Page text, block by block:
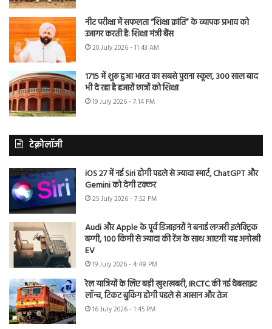
नीट परीक्षा में सफलता “शिक्षा क्रांति” के व्यापक प्रभाव को
उजागर करती है: शिक्षा मंत्री बैंस
20 July 2026 - 11:43 AM
1715 में शुरू हुआ भारत का सबसे पुराना स्कूल, 300 साल बाद
भी दे रहा है हजारों छात्रों को शिक्षा
19 July 2026 - 7:14 PM
टेक्नोलॉजी
iOS 27 में नई Siri होगी पहले से ज्यादा स्मार्ट, ChatGPT और
Gemini को देगी टक्कर
25 July 2026 - 7:52 PM
Audi और Apple के पूर्व डिजाइनरों ने बनाई लग्जरी इलेक्ट्रिक
बग्गी, 100 किमी से ज्यादा की रेंज के साथ आएगी यह अनोखी
EV
19 July 2026 - 4:48 PM
रेल यात्रियों के लिए बड़ी खुशखबरी, IRCTC की नई वेबसाइट
लॉन्च, टिकट बुकिंग होगी पहले से आसान और तेज
16 July 2026 - 1:45 PM